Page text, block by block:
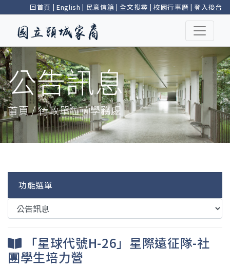
回首頁 | English | 民意信箱 |全文搜尋 | 校園行事曆 |登入後台
公告訊息
首頁 / 行政單位 / 學務處
功能選單
「星球代號H-26」星際遠征隊-社
團學生培力營